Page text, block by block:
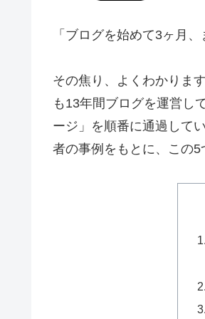
「ブログを始めて3ヶ月
その焦り、よくわかりま
も13年間ブログを運営し
ージ」を順番に通過して
者の事例をもとに、この5